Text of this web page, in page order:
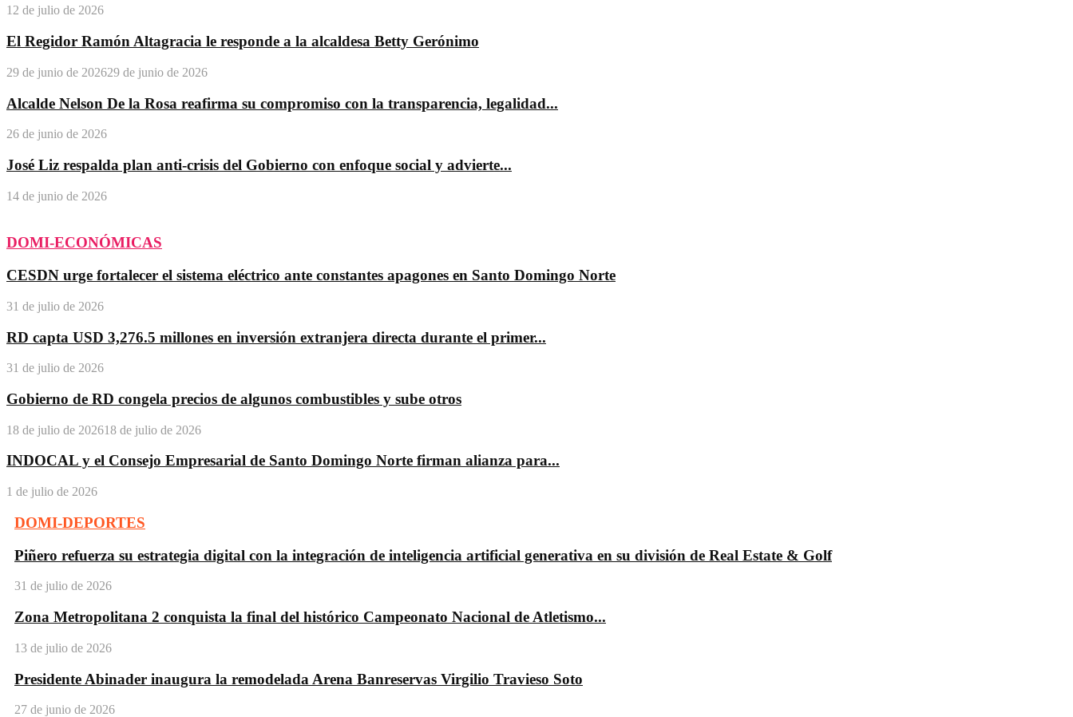
12 de julio de 2026
El Regidor Ramón Altagracia le responde a la alcaldesa Betty Gerónimo
29 de junio de 202629 de junio de 2026
Alcalde Nelson De la Rosa reafirma su compromiso con la transparencia, legalidad...
26 de junio de 2026
José Liz respalda plan anti-crisis del Gobierno con enfoque social y advierte...
14 de junio de 2026
DOMI-ECONÓMICAS
CESDN urge fortalecer el sistema eléctrico ante constantes apagones en Santo Domingo Norte
31 de julio de 2026
RD capta USD 3,276.5 millones en inversión extranjera directa durante el primer...
31 de julio de 2026
Gobierno de RD congela precios de algunos combustibles y sube otros
18 de julio de 202618 de julio de 2026
INDOCAL y el Consejo Empresarial de Santo Domingo Norte firman alianza para...
1 de julio de 2026
DOMI-DEPORTES
Piñero refuerza su estrategia digital con la integración de inteligencia artificial generativa en su división de Real Estate & Golf
31 de julio de 2026
Zona Metropolitana 2 conquista la final del histórico Campeonato Nacional de Atletismo...
13 de julio de 2026
Presidente Abinader inaugura la remodelada Arena Banreservas Virgilio Travieso Soto
27 de junio de 2026